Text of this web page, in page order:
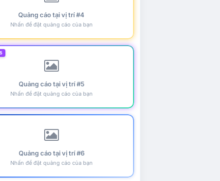
Quảng cáo tại vị trí #4
Nhấn để đặt quảng cáo của bạn
Quảng cáo tại vị trí #5
Nhấn để đặt quảng cáo của bạn
Quảng cáo tại vị trí #6
Nhấn để đặt quảng cáo của bạn